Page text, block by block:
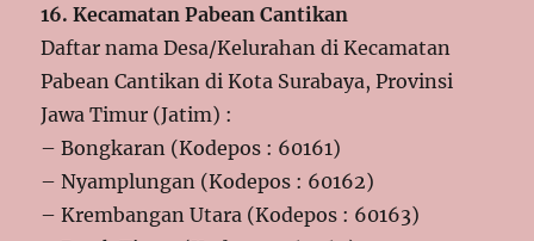
16. Kecamatan Pabean Cantikan
Daftar nama Desa/Kelurahan di Kecamatan
Pabean Cantikan di Kota Surabaya, Provinsi
Jawa Timur (Jatim) :
– Bongkaran (Kodepos : 60161)
– Nyamplungan (Kodepos : 60162)
– Krembangan Utara (Kodepos : 60163)